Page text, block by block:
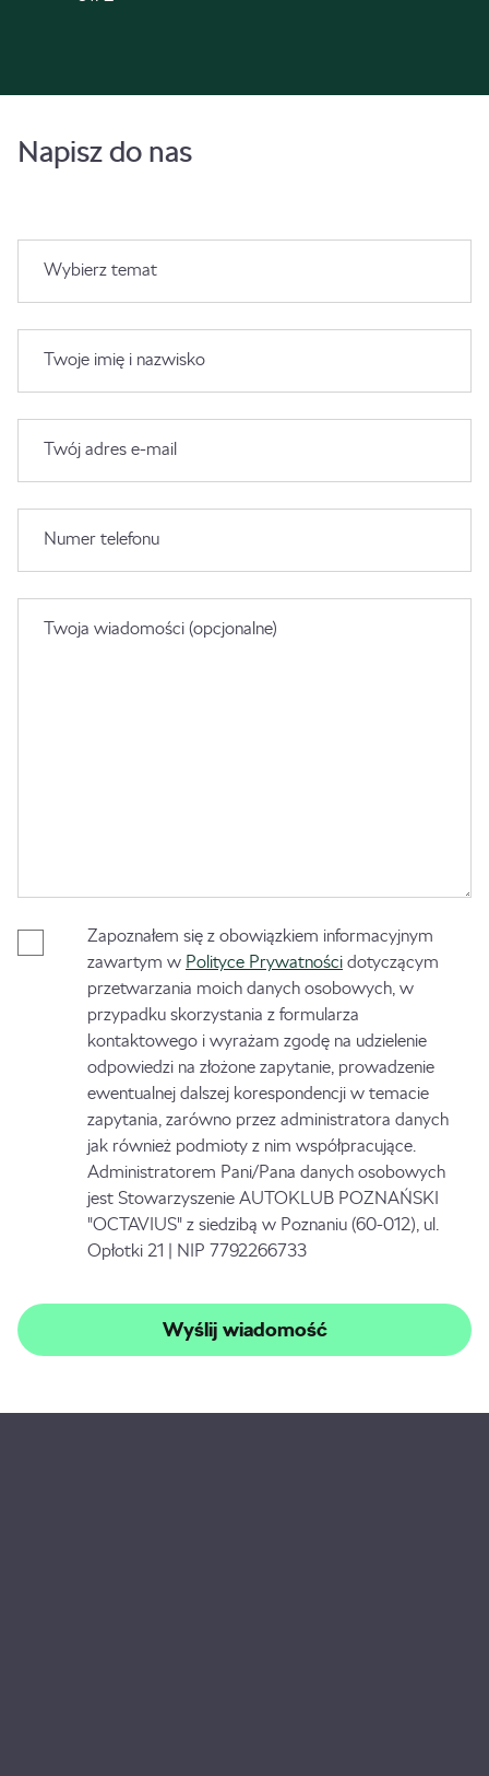
Napisz do nas
Wybierz temat
Twoje imię i nazwisko
Twój adres e-mail
Numer telefonu
Twoja wiadomości (opcjonalne)
Zapoznałem się z obowiązkiem informacyjnym
zawartym w Polityce Prywatności dotyczącym
przetwarzania moich danych osobowych, w
przypadku skorzystania z formularza
kontaktowego i wyrażam zgodę na udzielenie
odpowiedzi na złożone zapytanie, prowadzenie
ewentualnej dalszej korespondencji w temacie
zapytania, zarówno przez administratora danych
jak również podmioty z nim współpracujące.
Administratorem Pani/Pana danych osobowych
jest Stowarzyszenie AUTOKLUB POZNAŃSKI
"OCTAVIUS" z siedzibą w Poznaniu (60-012), ul.
Opłotki 21 | NIP 7792266733